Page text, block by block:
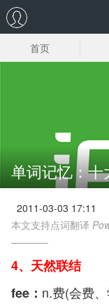
首页
单词记忆：
2011-03-03 17:11
本文支持点词翻译
4、天然联结
fee： n.费(会费